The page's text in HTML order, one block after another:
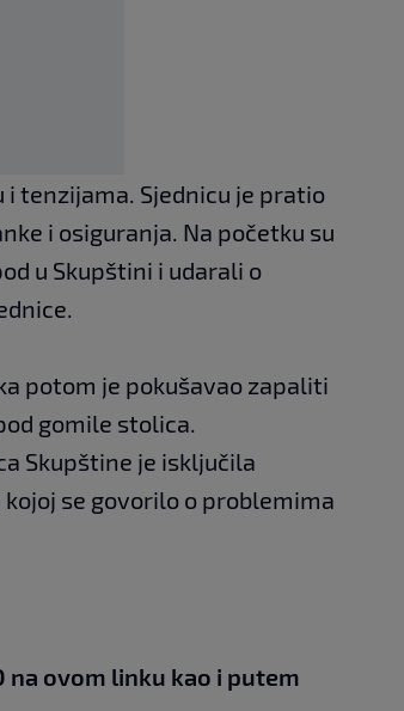
i tenzijama. Sjednicu je pratio
i osiguranja. Na početku su
u Skupštini i udarali o
potom je pokušavao zapaliti
gomile stolica.
Skupštine je isključila
se govorilo o problemima
na ovom linku kao i putem